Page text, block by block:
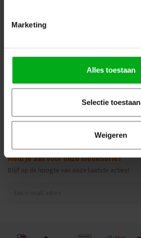
Marketing
Alles toestaan
Selectie toestaan
Weigeren
Veilig winkelen
Meld je aan voor onze nieuwsbrief
Blijf op de hoogte van onze laatste acties!